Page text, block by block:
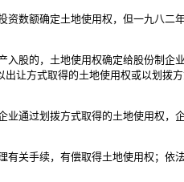
数额确定土地使用权，但一九八二
股的，土地使用权确定给股份制企
让方式取得的土地使用权或以划拨
通过划拨方式取得的土地使用权，
关手续，有偿取得土地使用权；依